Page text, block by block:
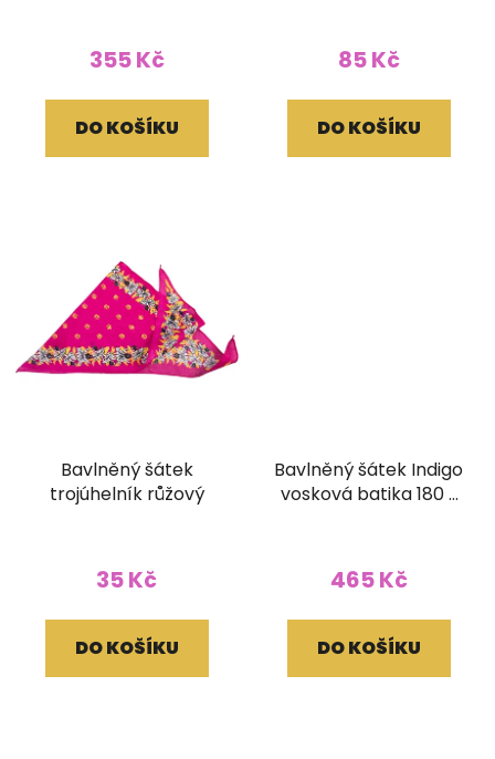
355 Kč
DO KOŠÍKU
85 Kč
DO KOŠÍKU
Bavlněný šátek
trojúhelník růžový
35 Kč
DO KOŠÍKU
Bavlněný šátek Indigo
vosková batika 180 x
465 Kč
DO KOŠÍKU